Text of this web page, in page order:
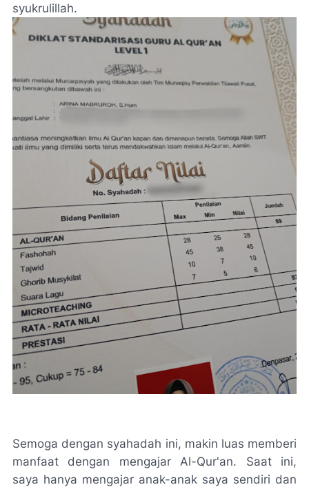
syukrulillah.
Semoga dengan syahadah ini, makin luas memberi
manfaat dengan mengajar Al-Qur'an. Saat ini,
saya hanya mengajar anak-anak saya sendiri dan